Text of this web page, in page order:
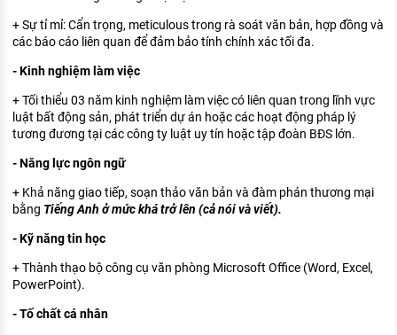
+ Sự tỉ mỉ: Cẩn trọng, meticulous trong rà soát văn bản, hợp đồng và
các báo cáo liên quan để đảm bảo tính chính xác tối đa.
- Kinh nghiệm làm việc
+ Tối thiểu 03 năm kinh nghiệm làm việc có liên quan trong lĩnh vực
luật bất động sản, phát triển dự án hoặc các hoạt động pháp lý
tương đương tại các công ty luật uy tín hoặc tập đoàn BĐS lớn.
- Năng lực ngôn ngữ
+ Khả năng giao tiếp, soạn thảo văn bản và đàm phán thương mại
bằng Tiếng Anh ở mức khá trở lên (cả nói và viết).
- Kỹ năng tin học
+ Thành thạo bộ công cụ văn phòng Microsoft Office (Word, Excel,
PowerPoint).
- Tố chất cá nhân